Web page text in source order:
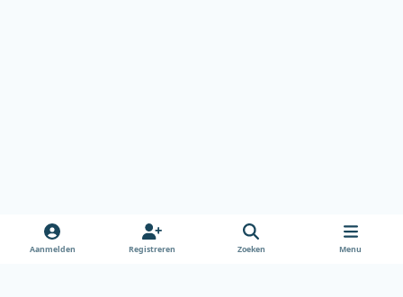
Aanmelden Registreren Zoeken Menu